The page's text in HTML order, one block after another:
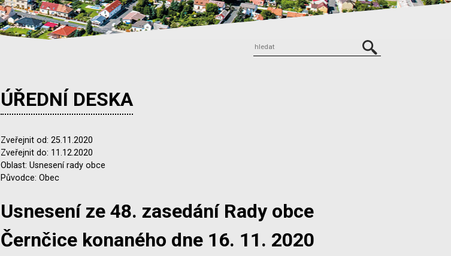
ÚŘEDNÍ DESKA
Zveřejnit od: 25.11.2020
Zveřejnit do: 11.12.2020
Oblast: Usnesení rady obce
Původce: Obec
Usnesení ze 48. zasedání Rady obce
Černčice konaného dne 16. 11. 2020